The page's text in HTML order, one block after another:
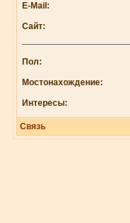
E-Mail:
Сайт:
Пол:
Мостонахождение:
Интересы:
Связь